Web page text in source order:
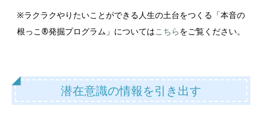
※ラクラクやりたいことができる人生の土台をつくる「本音の
根っこ®︎発掘プログラム」についてはこちらをご覧ください。
潜在意識の情報を引き出す